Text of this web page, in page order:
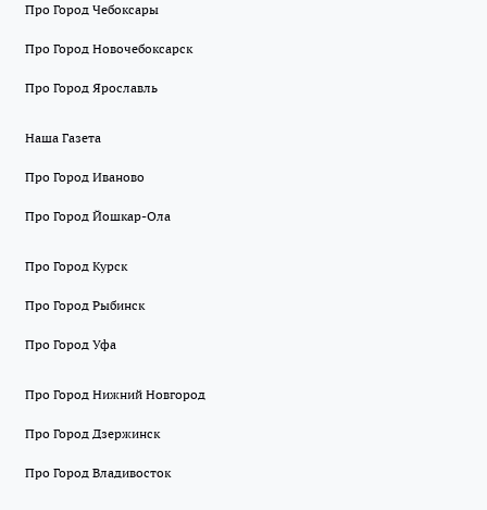
Про Город Чебоксары
Про Город Новочебоксарск
Про Город Ярославль
Наша Газета
Про Город Иваново
Про Город Йошкар-Ола
Про Город Курск
Про Город Рыбинск
Про Город Уфа
Про Город Нижний Новгород
Про Город Дзержинск
Про Город Владивосток